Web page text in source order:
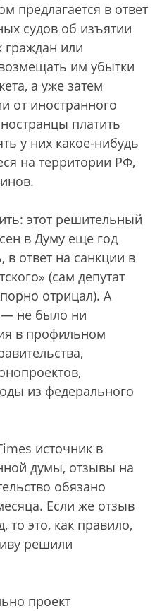
предлагается в ответ
судов об изъятии
граждан или
им убытки
а уже затем
от иностранного
платить
у них какое-нибудь
на территории РФ,
этот решительный
в Думу еще год
в ответ на санкции в
(сам депутат
отрицал). А
— не было ни
в профильном
из федерального
источник в
думы, отзывы на
обязано
Если же отзыв
то это, как правило,
решили
проект